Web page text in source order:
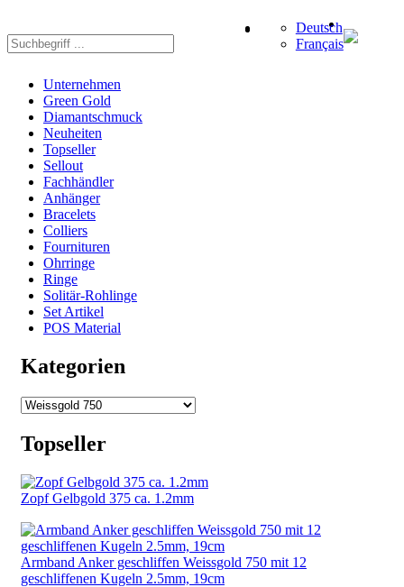
Deutsch
Français
Unternehmen
Green Gold
Diamantschmuck
Neuheiten
Topseller
Sellout
Fachhändler
Anhänger
Bracelets
Colliers
Fournituren
Ohrringe
Ringe
Solitär-Rohlinge
Set Artikel
POS Material
Kategorien
Topseller
Zopf Gelbgold 375 ca. 1.2mm
Armband Anker geschliffen Weissgold 750 mit 12
geschliffenen Kugeln 2.5mm, 19cm